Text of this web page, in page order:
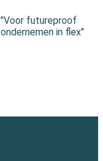
"Voor futureproof
ondernemen in flex"